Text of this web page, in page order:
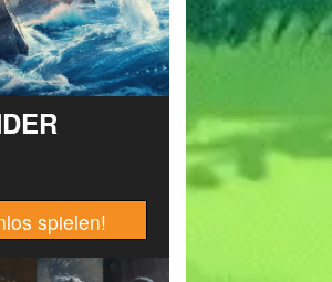
spielen!